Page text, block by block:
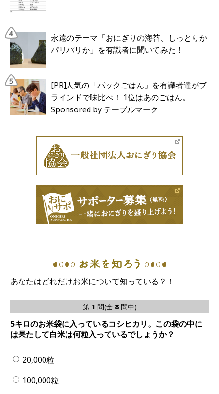
永遠のテーマ「おにぎりの海苔、しっとりか
パリパリか」を有識者に聞いてみた！
[PR]人気の「パックごはん」を有識者達がブ
ラインドで味比べ！ 1位はあのごはん。
Sponsored by テーブルマーク
あなたはどれだけお米について知っている？！
第 1 問(全 8問中)
5キロのお米袋に入っているコシヒカリ。この袋の中に
は果たして白米は何粒入っているでしょうか？
20,000粒
100,000粒